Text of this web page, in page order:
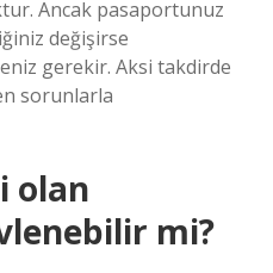
Ancak pasaportunuz
değişirse
gerekir. Aksi takdirde
sorunlarla
olan
mi?